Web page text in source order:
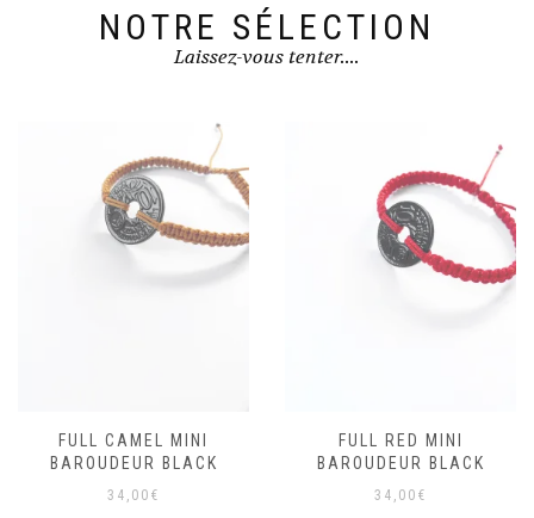
NOTRE SÉLECTION
Laissez-vous tenter....
FULL CAMEL MINI
BAROUDEUR BLACK
34,00 €
FULL RED MINI
BAROUDEUR BLACK
34,00 €